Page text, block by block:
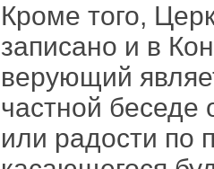
Кроме того,
записано и в
верующий
частной беседе
или радости по